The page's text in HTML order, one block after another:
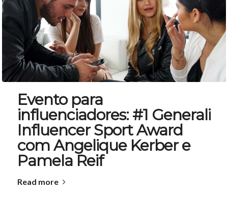
Evento para
influenciadores: #1 Generali
Influencer Sport Award
com Angelique Kerber e
Pamela Reif
Read more